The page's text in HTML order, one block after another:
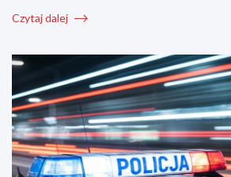
Czytaj dalej